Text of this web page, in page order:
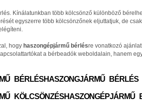
Kínálatunkban több kölcsönző különböző
egyszerre több kölcsönzőnek eljuttatjuk, de
hogy haszongépjármű bérlésre vonatkozó
a bérbeadók weboldalain, hanem
BÉRLÉSHASZONGJÁRMŰ BÉRLÉS
KÖLCSÖNZÉSHASZONGÉPJÁRMŰ